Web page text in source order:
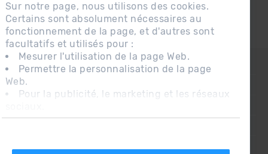
Sur notre page, nous utilisons des cookies.
Certains sont absolument nécessaires au
fonctionnement de la page, et d'autres sont
facultatifs et utilisés pour :
Mesurer l'utilisation de la page Web.
Permettre la personnalisation de la page
Web.
Pour la publicité, le marketing et les réseaux
En cliquant sur « Accepter tout », vous
CONTACT
QUESTIONS FRÉQUENTES